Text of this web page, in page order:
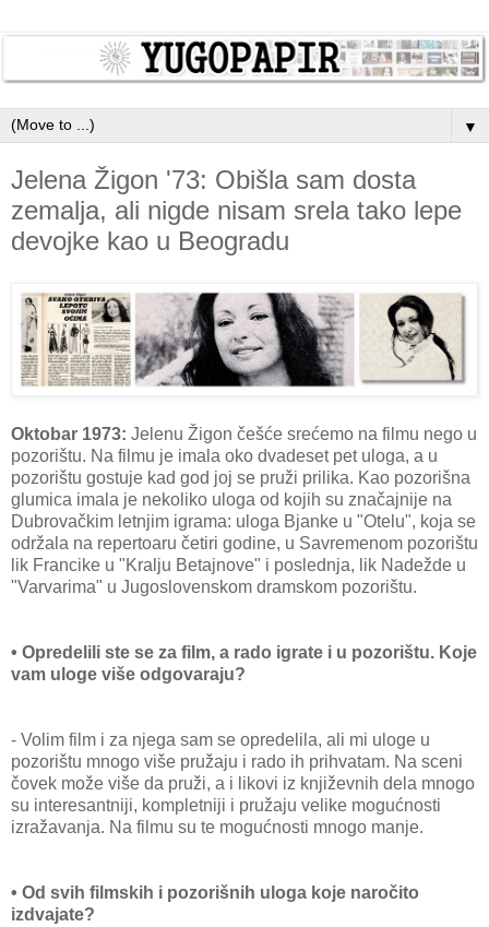
▼
Jelena Žigon '73: Obišla sam dosta
zemalja, ali nigde nisam srela tako lepe
devojke kao u Beogradu
Oktobar 1973: Jelenu Žigon češće srećemo na filmu nego u
pozorištu. Na filmu je imala oko dvadeset pet uloga, a u
pozorištu gostuje kad god joj se pruži prilika. Kao pozorišna
glumica imala je nekoliko uloga od kojih su značajnije na
Dubrovačkim letnjim igrama: uloga Bjanke u "Otelu", koja se
održala na repertoaru četiri godine, u Savremenom pozorištu
lik Francike u "Kralju Betajnove" i poslednja, lik Nadežde u
"Varvarima" u Jugoslovenskom dramskom pozorištu.
• Opredelili ste se za film, a rado igrate i u pozorištu. Koje
vam uloge više odgovaraju?
- Volim film i za njega sam se opredelila, ali mi uloge u
pozorištu mnogo više pružaju i rado ih prihvatam. Na sceni
čovek može više da pruži, a i likovi iz književnih dela mnogo
su interesantniji, kompletniji i pružaju velike mogućnosti
izražavanja. Na filmu su te mogućnosti mnogo manje.
• Od svih filmskih i pozorišnih uloga koje naročito
izdvajate?